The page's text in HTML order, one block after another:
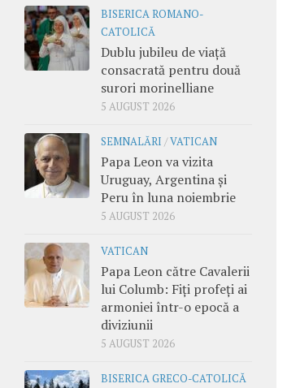
BISERICA ROMANO-
CATOLICĂ
Dublu jubileu de viață
consacrată pentru două
surori morinelliane
5 AUGUST 2026
SEMNALĂRI /VATICAN
Papa Leon va vizita
Uruguay, Argentina și
Peru în luna noiembrie
5 AUGUST 2026
VATICAN
Papa Leon către Cavalerii
lui Columb: Fiți profeți ai
armoniei într-o epocă a
diviziunii
5 AUGUST 2026
BISERICA GRECO-CATOLICĂ